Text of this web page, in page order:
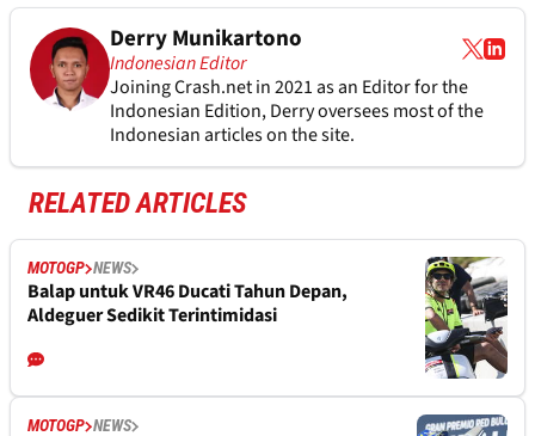
Derry Munikartono
Indonesian Editor
Joining Crash.net in 2021 as an Editor for the
Indonesian Edition, Derry oversees most of the
Indonesian articles on the site.
RELATED ARTICLES
MOTOGP NEWS
Balap untuk VR46 Ducati Tahun Depan,
Aldeguer Sedikit Terintimidasi
MOTOGP NEWS